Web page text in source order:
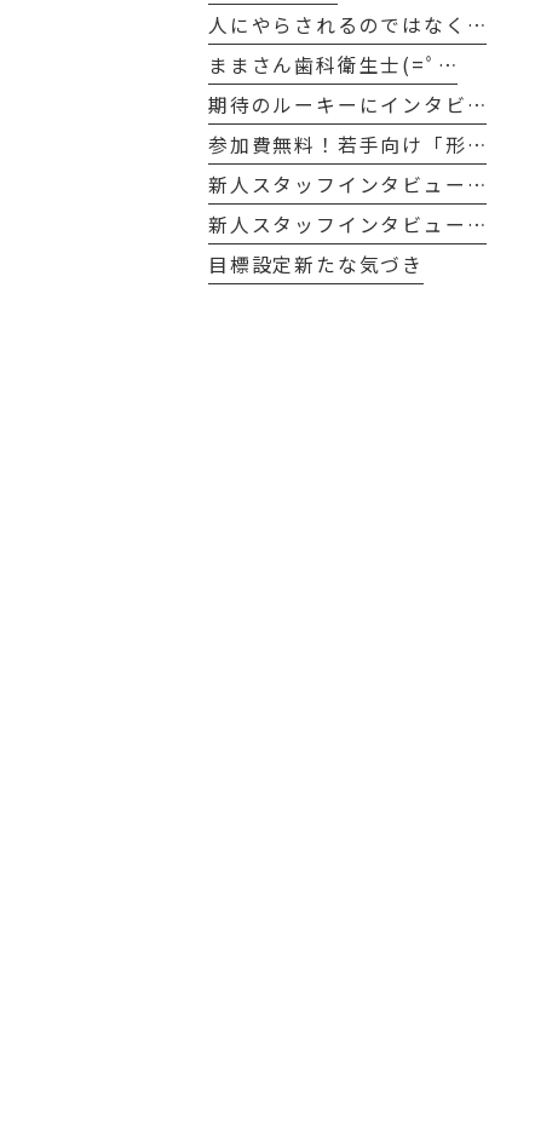
人にやらされるのではなく…
ままさん歯科衛生士(=ﾟ…
期待のルーキーにインタビ…
参加費無料！若手向け「形…
新人スタッフインタビュー…
新人スタッフインタビュー…
目標設定新たな気づき